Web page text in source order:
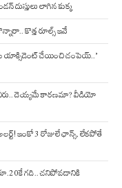
దుస్తులు లాగిన కుక్క
కొత్త రూల్స్ ఇవే
యాక్సిడెంట్ చేయించి చంపెయ్..’
నీరు.. దెయ్యమే కారణమా? వీడియో
ఇంకో 3 రోజులే ఛాన్స్, లేకపోతే
గది.. చనిపోవడానికి